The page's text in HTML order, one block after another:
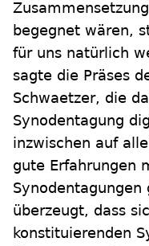
begegnet wären,
für uns natürlich
sagte die Präses
Schwaetzer, die
Synodentagung
inzwischen auf
gute Erfahrungen
überzeugt, dass
konstituierenden